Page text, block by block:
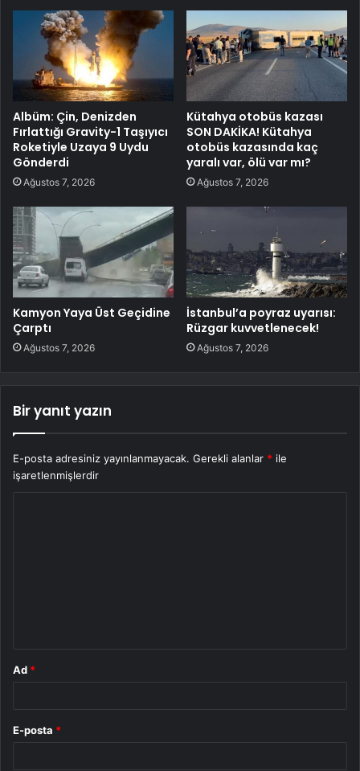
Albüm: Çin, Denizden
Fırlattığı Gravity-1 Taşıyıcı
Roketiyle Uzaya 9 Uydu
Gönderdi
Ağustos 7, 2026
Kütahya otobüs kazası
SON DAKİKA! Kütahya
otobüs kazasında kaç
yaralı var, ölü var mı?
Ağustos 7, 2026
Kamyon Yaya Üst Geçidine
Çarptı
Ağustos 7, 2026
İstanbul’a poyraz uyarısı:
Rüzgar kuvvetlenecek!
Ağustos 7, 2026
Bir yanıt yazın
E-posta adresiniz yayınlanmayacak. Gerekli alanlar * ile
işaretlenmişlerdir
Ad *
E-posta *